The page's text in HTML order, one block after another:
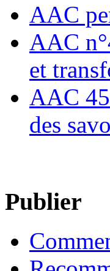
AAC
AAC
et
AAC
des
Publier